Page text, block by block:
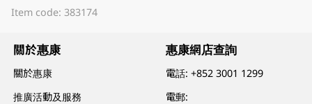
Item code: 383174
關於惠康
關於惠康
推廣活動及服務
惠康網店查詢
電話:+852 3001 1299
電郵: